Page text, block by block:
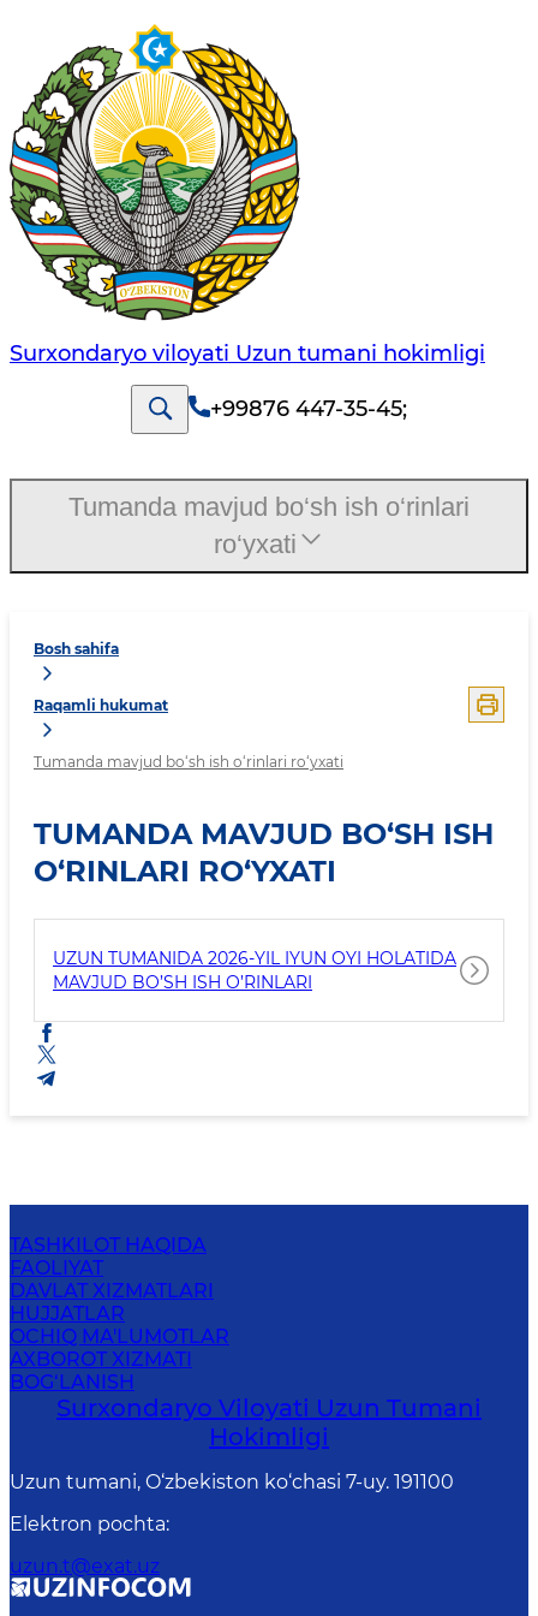
Surxondaryo viloyati Uzun tumani hokimligi
+99876 447-35-45;
Bosh sahifa
Raqamli hukumat
Tumanda mavjud bo‘sh ish o‘rinlari ro‘yxati
TUMANDA MAVJUD BO‘SH ISH
O‘RINLARI RO‘YXATI
UZUN TUMANIDA 2026-YIL IYUN OYI HOLATIDA
MAVJUD BO’SH ISH O’RINLARI
Tumanda mavjud bo‘sh ish o‘rinlari
ro‘yxati
TASHKILOT HAQIDA
FAOLIYAT
DAVLAT XIZMATLARI
HUJJATLAR
OCHIQ MA'LUMOTLAR
AXBOROT XIZMATI
BOG‘LANISH
Surxondaryo Viloyati Uzun Tumani
Hokimligi
Uzun tumani, O‘zbekiston ko‘chasi 7-uy. 191100
Elektron pochta:
uzun.t@exat.uz